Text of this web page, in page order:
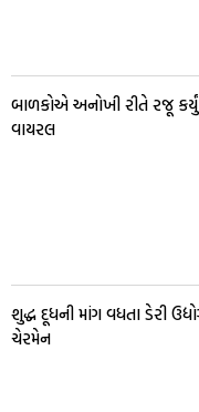
બાળકોએ અનોખી રીતે રજૂ કર્યું
વાયરલ
શુદ્ધ દૂધની માંગ વધતા ડેરી
ચેરમેન